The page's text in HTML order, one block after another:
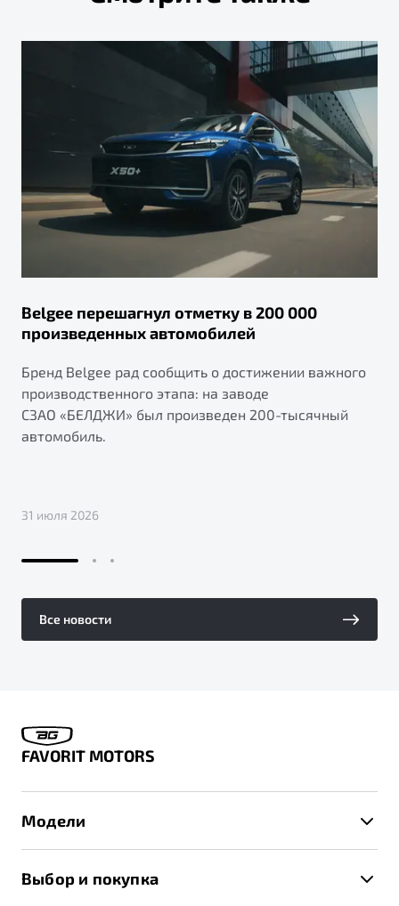
Belgee перешагнул отметку в 200 000
произведенных автомобилей
Бренд Belgee рад сообщить о достижении важного
производственного этапа: на заводе
СЗАО «БЕЛДЖИ» был произведен 200-тысячный
автомобиль.
31 июля 2026
Все новости
FAVORIT MOTORS
Модели
Выбор и покупка